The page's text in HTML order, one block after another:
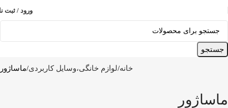
ورود / ثبت
جستجو
خانه لوازم خانگی،وسایل کاربردی ماساژور
ماساژور